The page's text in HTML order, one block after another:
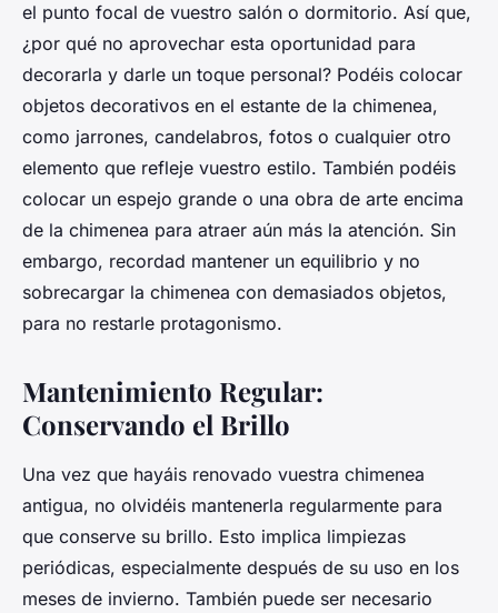
el punto focal de vuestro salón o dormitorio. Así que,
¿por qué no aprovechar esta oportunidad para
decorarla y darle un toque personal? Podéis colocar
objetos decorativos en el estante de la chimenea,
como jarrones, candelabros, fotos o cualquier otro
elemento que refleje vuestro estilo. También podéis
colocar un espejo grande o una obra de arte encima
de la chimenea para atraer aún más la atención. Sin
embargo, recordad mantener un equilibrio y no
sobrecargar la chimenea con demasiados objetos,
para no restarle protagonismo.
Mantenimiento Regular:
Conservando el Brillo
Una vez que hayáis renovado vuestra chimenea
antigua, no olvidéis mantenerla regularmente para
que conserve su brillo. Esto implica limpiezas
periódicas, especialmente después de su uso en los
meses de invierno. También puede ser necesario